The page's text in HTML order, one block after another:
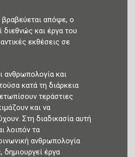
βραβεύεται απόψε, ο
και έργα του
εκθέσεις σε
ανθρωπολογία και
κατά τη διάρκεια
τεράστιες
και να
Στη διαδικασία αυτή
λοιπόν τα
ανθρωπολογία
έργα